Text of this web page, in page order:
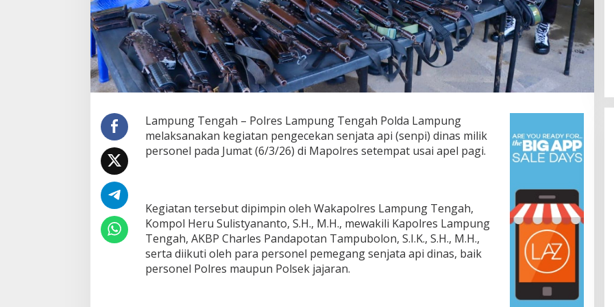
P
e
r
s
o
n
e
l
P
a
s
t
n
P
e
n
g
g
Lampung Tengah – Polres Lampung Tengah Polda Lampung
melaksanakan kegiatan pengecekan senjata api (senpi) dinas milik
personel pada Jumat (6/3/26) di Mapolres setempat usai apel pagi.
Kegiatan tersebut dipimpin oleh Wakapolres Lampung Tengah,
Kompol Heru Sulistyananto, S.H., M.H., mewakili Kapolres Lampung
Tengah, AKBP Charles Pandapotan Tampubolon, S.I.K., S.H., M.H.,
serta diikuti oleh para personel pemegang senjata api dinas, baik
personel Polres maupun Polsek jajaran.
Lomba Lari 10K Meriahkan HUT
Ke-1 Kodam XXI/Radin Inten
Di Olahraga, TNI & POLRI 5 Agustus 2026